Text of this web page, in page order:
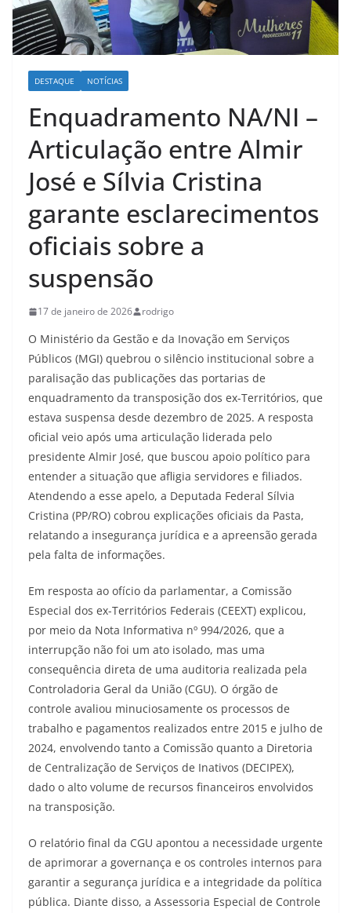
DESTAQUE NOTÍCIAS
Enquadramento NA/NI –
Articulação entre Almir
José e Sílvia Cristina
garante esclarecimentos
oficiais sobre a
suspensão
17 de janeiro de 2026 rodrigo
O Ministério da Gestão e da Inovação em Serviços
Públicos (MGI) quebrou o silêncio institucional sobre a
paralisação das publicações das portarias de
enquadramento da transposição dos ex-Territórios, que
estava suspensa desde dezembro de 2025. A resposta
oficial veio após uma articulação liderada pelo
presidente Almir José, que buscou apoio político para
entender a situação que afligia servidores e filiados.
Atendendo a esse apelo, a Deputada Federal Sílvia
Cristina (PP/RO) cobrou explicações oficiais da Pasta,
relatando a insegurança jurídica e a apreensão gerada
pela falta de informações.
Em resposta ao ofício da parlamentar, a Comissão
Especial dos ex-Territórios Federais (CEEXT) explicou,
por meio da Nota Informativa nº 994/2026, que a
interrupção não foi um ato isolado, mas uma
consequência direta de uma auditoria realizada pela
Controladoria Geral da União (CGU). O órgão de
controle avaliou minuciosamente os processos de
trabalho e pagamentos realizados entre 2015 e julho de
2024, envolvendo tanto a Comissão quanto a Diretoria
de Centralização de Serviços de Inativos (DECIPEX),
dado o alto volume de recursos financeiros envolvidos
na transposição.
O relatório final da CGU apontou a necessidade urgente
de aprimorar a governança e os controles internos para
garantir a segurança jurídica e a integridade da política
pública. Diante disso, a Assessoria Especial de Controle